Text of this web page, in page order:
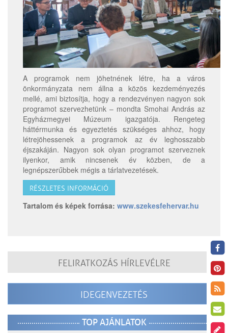
A programok nem jöhetnének létre, ha a város
önkormányzata nem állna a közös kezdeményezés
mellé, ami biztosítja, hogy a rendezvényen nagyon sok
programot szervezhetünk – mondta Smohai András az
Egyházmegyei Múzeum igazgatója. Rengeteg
háttérmunka és egyeztetés szükséges ahhoz, hogy
létrejöhessenek a programok az év leghosszabb
éjszakáján. Nagyon sok olyan programot szerveznek
ilyenkor, amik nincsenek év közben, de a
legnépszerűbbek mégis a tárlatvezetések.
RÉSZLETES INFORMÁCIÓ
Tartalom és képek forrása: www.szekesfehervar.hu
FELIRATKOZÁS HÍRLEVÉLRE
IDEGENVEZETÉS
TOP AJÁNLATOK